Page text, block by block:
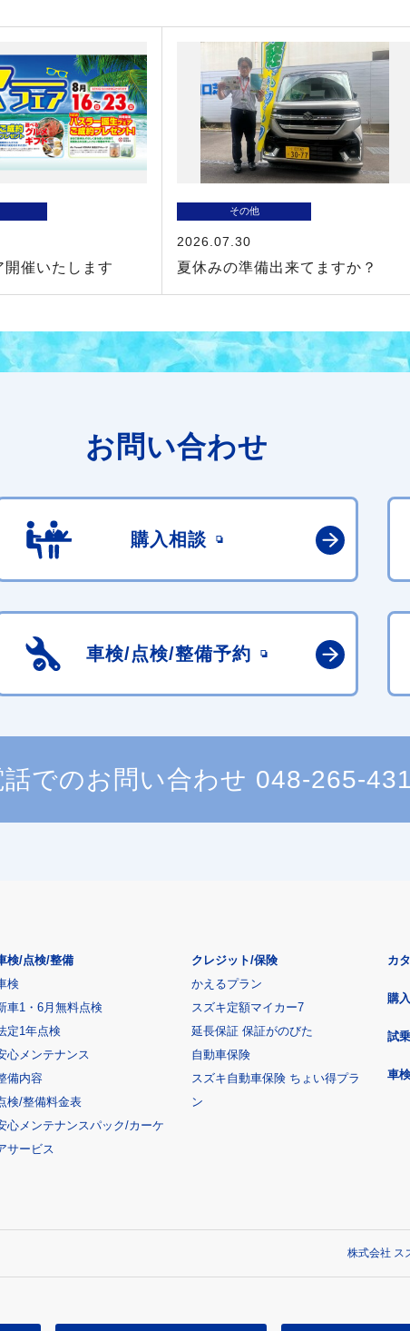
開催いたします
その他
2026.07.30
夏休みの準備出来てますか？
お問い合わせ
購入相談
車検/点検/整備予約
話でのお問い合わせ 048-265-
検/点検/整備
検
車1・6月無料点検
定1年点検
心メンテナンス
備内容
検/整備料金表
心メンテナンスパック/カーケ
サービス
クレジット/保険
かえるプラン
スズキ定額マイカー7
延長保証 保証がのびた
自動車保険
スズキ自動車保険 ちょい得プラ
ン
カ
購
試
車
株式会社 ス